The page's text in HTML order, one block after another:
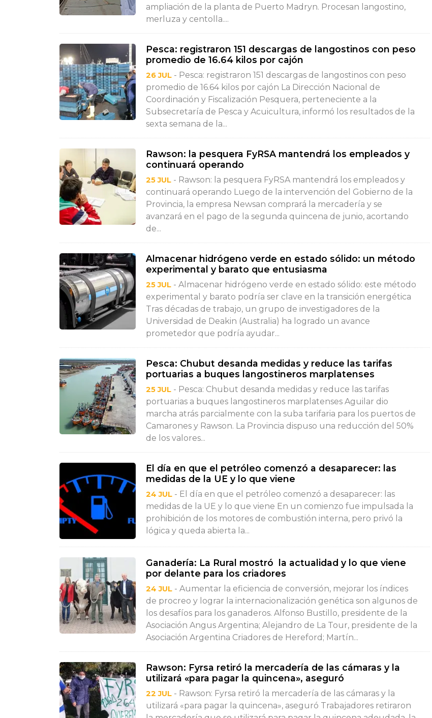
ampliación de la planta de Puerto Madryn. Procesan langostino,
merluza y centolla....
Pesca: registraron 151 descargas de langostinos con peso
promedio de 16.64 kilos por cajón
26 JUL - Pesca: registraron 151 descargas de langostinos con peso
promedio de 16.64 kilos por cajón La Dirección Nacional de
Coordinación y Fiscalización Pesquera, perteneciente a la
Subsecretaría de Pesca y Acuicultura, informó los resultados de la
sexta semana de la...
Rawson: la pesquera FyRSA mantendrá los empleados y
continuará operando
25 JUL - Rawson: la pesquera FyRSA mantendrá los empleados y
continuará operando Luego de la intervención del Gobierno de la
Provincia, la empresa Newsan comprará la mercadería y se
avanzará en el pago de la segunda quincena de junio, acortando
de...
Almacenar hidrógeno verde en estado sólido: un método
experimental y barato que entusiasma
25 JUL - Almacenar hidrógeno verde en estado sólido: este método
experimental y barato podría ser clave en la transición energética
Tras décadas de trabajo, un grupo de investigadores de la
Universidad de Deakin (Australia) ha logrado un avance
prometedor que podría ayudar...
Pesca: Chubut desanda medidas y reduce las tarifas
portuarias a buques langostineros marplatenses
25 JUL - Pesca: Chubut desanda medidas y reduce las tarifas
portuarias a buques langostineros marplatenses Aguilar dio
marcha atrás parcialmente con la suba tarifaria para los puertos de
Camarones y Rawson. La Provincia dispuso una reducción del 50%
de los valores...
El día en que el petróleo comenzó a desaparecer: las
medidas de la UE y lo que viene
24 JUL - El día en que el petróleo comenzó a desaparecer: las
medidas de la UE y lo que viene En un comienzo fue impulsada la
prohibición de los motores de combustión interna, pero privó la
lógica y queda abierta la...
Ganadería: La Rural mostró la actualidad y lo que viene
por delante para los criadores
24 JUL - Aumentar la eficiencia de conversión, mejorar los índices
de procreo y lograr la internacionalización genética son algunos de
los desafíos para los ganaderos. Alfonso Bustillo, presidente de la
Asociación Angus Argentina; Alejandro de La Tour, presidente de la
Asociación Argentina Criadores de Hereford; Martín...
Rawson: Fyrsa retiró la mercadería de las cámaras y la
utilizará «para pagar la quincena», aseguró
22 JUL - Rawson: Fyrsa retiró la mercadería de las cámaras y la
utilizará «para pagar la quincena», aseguró Trabajadores retiraron